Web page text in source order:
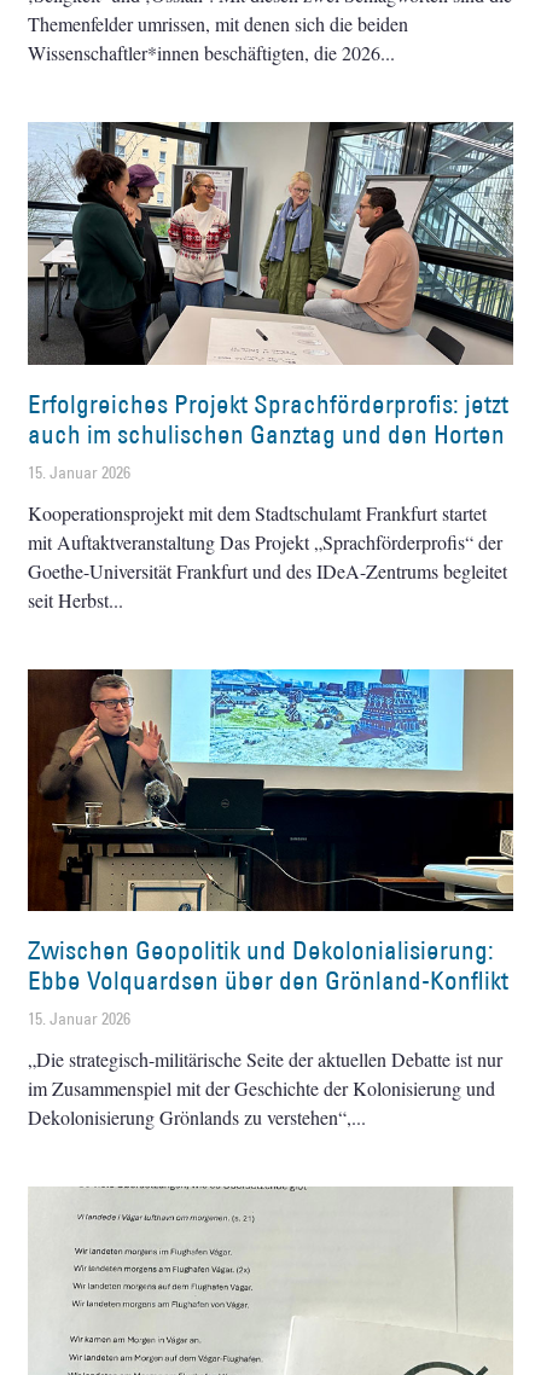
Themenfelder umrissen, mit denen sich die beiden
Wissenschaftler*innen beschäftigten, die 2026
Erfolgreiches Projekt Sprachförderprofis: jetzt
auch im schulischen Ganztag und den Horten
15. Januar 2026
Kooperationsprojekt mit dem Stadtschulamt Frankfurt startet
mit Auftaktveranstaltung Das Projekt „Sprachförderprofis“ der
Goethe-Universität Frankfurt und des IDeA-Zentrums begleitet
seit Herbst
Zwischen Geopolitik und Dekolonialisierung:
Ebbe Volquardsen über den Grönland-Konflikt
15. Januar 2026
„Die strategisch-militärische Seite der aktuellen Debatte ist nur
im Zusammenspiel mit der Geschichte der Kolonisierung und
Dekolonisierung Grönlands zu verstehen“,